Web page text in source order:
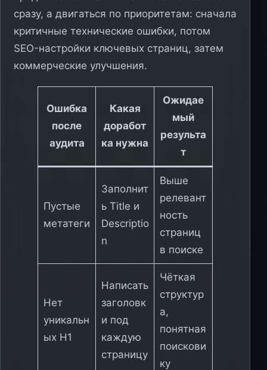
сразу, а двигаться по приоритетам: сначала
критичные технические ошибки, потом
SEO-настройки ключевых страниц, затем
коммерческие улучшения.
Ошибка
после
аудита
Какая
доработ
ка нужна
Ожидае
мый
результа
т
Пустые
метатеги
Заполнит
ь Title и
Descriptio
n
Выше
релевант
ность
страниц
в поиске
Нет
уникальн
ых H1
Написать
заголовк
и под
каждую
страницу
Чёткая
структур
а,
понятная
поискови
ку